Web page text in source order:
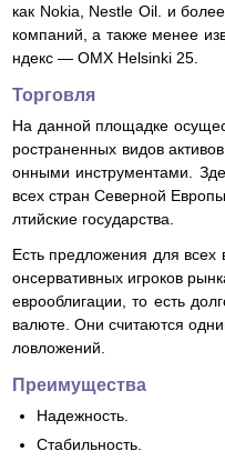
как Nokia, Nestle Oil. и
компаний, а также менее
ндекс — OMX Helsinki 25.
Торговля
На данной площадке
ространенных видов
онными инструментами.
всех стран Северной
лтийские государства.
Есть предложения для всех
онсервативных игроков
еврооблигации, то есть
валюте. Они считаются
ловложений.
Преимущества
Надежность.
Стабильность.